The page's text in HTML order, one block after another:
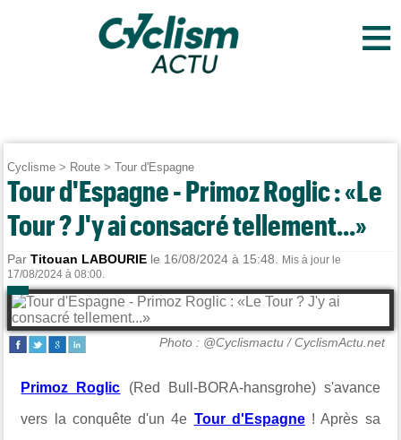
≡
Cyclisme > Route >Tour d'Espagne
Tour d'Espagne - Primoz Roglic : «Le
Tour ? J'y ai consacré tellement...»
ParTitouan LABOURIE le 16/08/2024 à 15:48.
Mis à jour le
17/08/2024 à 08:00.
Photo : @Cyclismactu / CyclismActu.net
Primoz Roglic (Red Bull-BORA-hansgrohe) s'avance
vers la conquête d'un 4e Tour d'Espagne! Après sa